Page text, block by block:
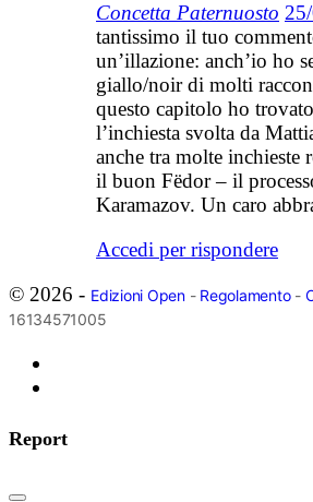
Concetta Paternuosto
tantissimo il tuo
un’illazione: anch’io ho
giallo/noir di molti
questo capitolo ho
l’inchiesta svolta da
anche tra molte inchieste
il buon Fëdor – il
Karamazov. Un caro
Accedi per rispondere
© 2026 - Edizioni Open- Regolamento-
16134571005
Report